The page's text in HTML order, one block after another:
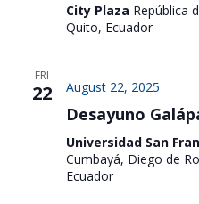
City Plaza República
Quito, Ecuador
FRI
22 August 22, 2025
Desayuno
Universidad San
Cumbayá, Diego de
Ecuador